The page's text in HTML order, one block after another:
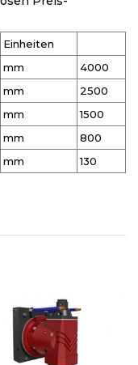
Einheiten
mm
4000
mm
2500
mm
1500
mm
800
mm 130